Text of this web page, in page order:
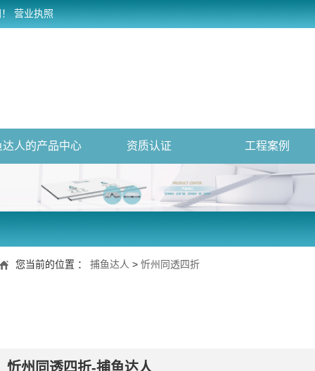
营业执照
达人的产品中心 资质认证 工程案例
您当前的位置 ： 捕鱼达人 > 忻州同透四折
忻州同透四折-捕鱼达人